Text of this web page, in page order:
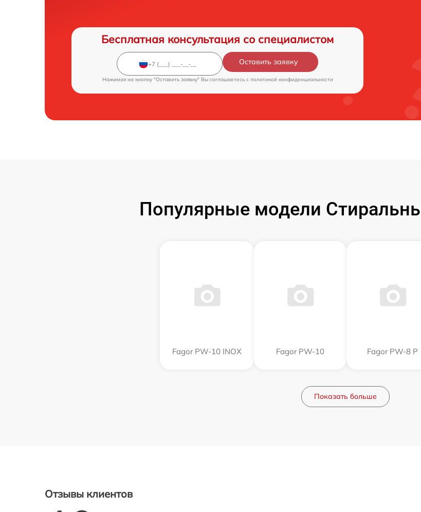
Бесплатная консультация со специалистом
Оставить заявку
Нажимая на кнопку "Оставить заявку" Вы соглашаетесь c политикой конфиденциальности
Популярные модели
Fagor PW-10 INOX Fagor PW-10 Fagor PW-8 P
Показать больше
Отзывы клиентов